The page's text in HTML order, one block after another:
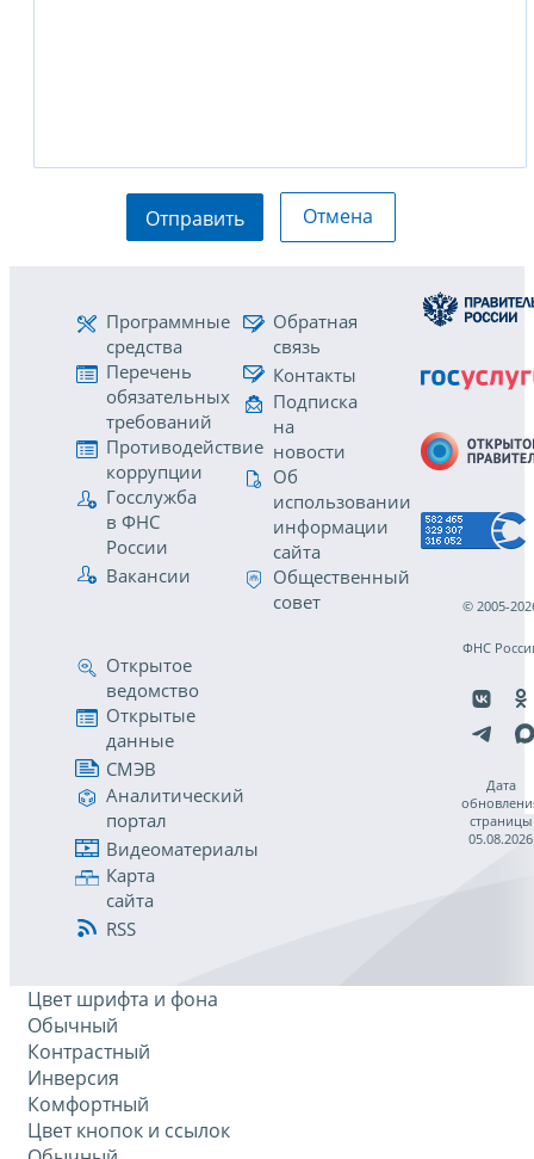
Отправить Отмена
Программные
средства
Перечень
обязательных
требований
Противодействие
коррупции
Госслужба
в ФНС
России
Вакансии
Обратная
связь
Контакты
Подписка
на
новости
Об
использовании
информации
сайта
Общественный
совет
Открытое
ведомство
Открытые
данные
СМЭВ
Аналитический
портал
Видеоматериалы
Карта
сайта
RSS
© 2005-
ФНС
Дата
страницы
05.08.2026
Цвет шрифта и фона
Обычный
Контрастный
Инверсия
Комфортный
Цвет кнопок и ссылок